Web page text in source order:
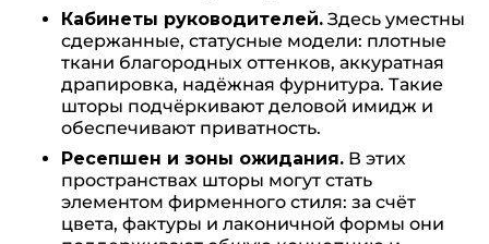
Кабинеты руководителей. Здесь уместны
сдержанные, статусные модели: плотные
ткани благородных оттенков, аккуратная
драпировка, надёжная фурнитура. Такие
шторы подчёркивают деловой имидж и
обеспечивают приватность.
Ресепшен и зоны ожидания. В этих
пространствах шторы могут стать
элементом фирменного стиля: за счёт
цвета, фактуры и лаконичной формы они